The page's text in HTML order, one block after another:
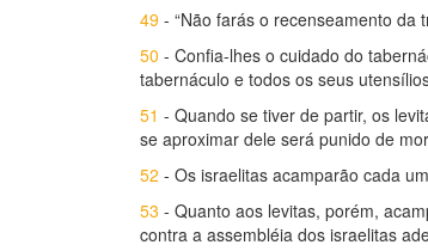
49 - “Não farás o recenseamento da
50 - Confia-lhes o cuidado do
tabernáculo e todos os seus
51 - Quando se tiver de partir, os
se aproximar dele será punido de
52 - Os israelitas acamparão cada
53 - Quanto aos levitas, porém,
contra a assembléia dos israelitas